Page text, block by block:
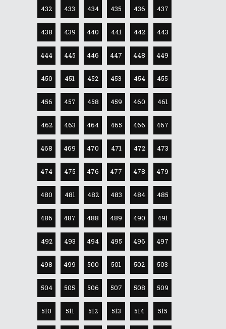
432 433 434 435 436 437
438 439 440 441 442 443
444 445 446 447 448 449
450 451 452 453 454 455
456 457 458 459 460 461
462 463 464 465 466 467
468 469 470 471 472 473
474 475 476 477 478 479
480 481 482 483 484 485
486 487 488 489 490 491
492 493 494 495 496 497
498 499 500 501 502 503
504 505 506 507 508 509
510 511 512 513 514 515